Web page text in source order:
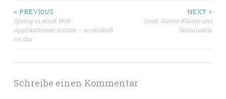
Beitragsnavigation
< PREVIOUS
Spring in einer Web-
Applikationen nutzen – so einfach
ist das
NEXT >
Insel: Innere Klasse und
Serializable
Schreibe einen Kommentar